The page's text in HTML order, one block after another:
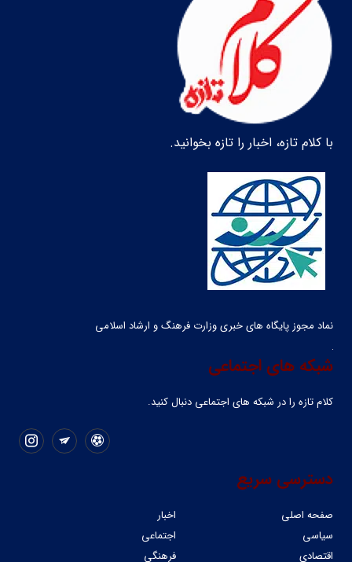
با کلام تازه، اخبار را تازه بخوانید.
نماد مجوز پایگاه های خبری وزارت فرهنگ و ارشاد اسلامی
شبکه های اجتماعی
کلام تازه را در شبکه ‌های اجتماعی دنبال کنید.
دسترسی سریع
صفحه اصلی
اخبار
سیاسی
اجتماعی
اقتصادی
فرهنگی